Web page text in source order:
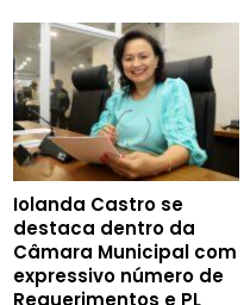
Iolanda Castro se
destaca dentro da
Câmara Municipal com
expressivo número de
Requerimentos e PL